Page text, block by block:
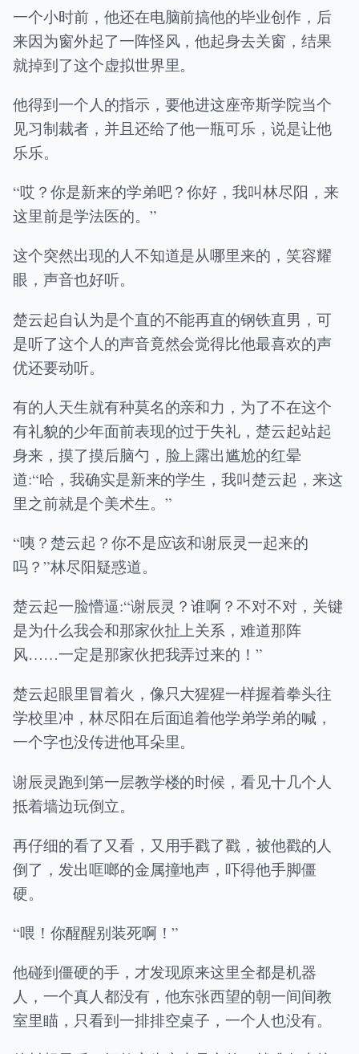
一个小时前，他还在电脑前搞他的毕业创作，后
来因为窗外起了一阵怪风，他起身去关窗，结果
就掉到了这个虚拟世界里。
他得到一个人的指示，要他进这座帝斯学院当个
见习制裁者，并且还给了他一瓶可乐，说是让他
乐乐。
“哎？你是新来的学弟吧？你好，我叫林尽阳，来
这里前是学法医的。”
这个突然出现的人不知道是从哪里来的，笑容耀
眼，声音也好听。
楚云起自认为是个直的不能再直的钢铁直男，可
是听了这个人的声音竟然会觉得比他最喜欢的声
优还要动听。
有的人天生就有种莫名的亲和力，为了不在这个
有礼貌的少年面前表现的过于失礼，楚云起站起
身来，摸了摸后脑勺，脸上露出尴尬的红晕
道:“哈，我确实是新来的学生，我叫楚云起，来这
里之前就是个美术生。”
“咦？楚云起？你不是应该和谢辰灵一起来的
吗？”林尽阳疑惑道。
楚云起一脸懵逼:“谢辰灵？谁啊？不对不对，关键
是为什么我会和那家伙扯上关系，难道那阵
风……一定是那家伙把我弄过来的！”
楚云起眼里冒着火，像只大猩猩一样握着拳头往
学校里冲，林尽阳在后面追着他学弟学弟的喊，
一个字也没传进他耳朵里。
谢辰灵跑到第一层教学楼的时候，看见十几个人
抵着墙边玩倒立。
再仔细的看了又看，又用手戳了戳，被他戳的人
倒了，发出哐啷的金属撞地声，吓得他手脚僵
硬。
“喂！你醒醒别装死啊！”
他碰到僵硬的手，才发现原来这里全都是机器
人，一个真人都没有，他东张西望的朝一间间教
室里瞄，只看到一排排空桌子，一个人也没有。